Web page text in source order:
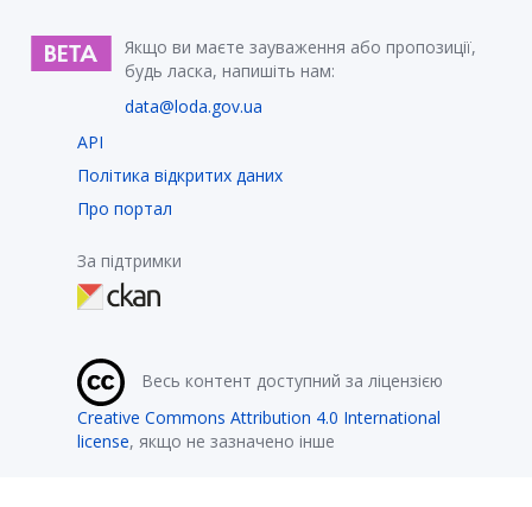
Якщо ви маєте зауваження або пропозиції,
будь ласка, напишіть нам:
data@loda.gov.ua
API
Політика відкритих даних
Про портал
За підтримки
Весь контент доступний за ліцензією
Creative Commons Attribution 4.0 International
license, якщо не зазначено інше